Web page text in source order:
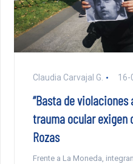
Claudia Carvajal G. 16-
“Basta de violaciones
trauma ocular exigen
Rozas
Frente a La Moneda,